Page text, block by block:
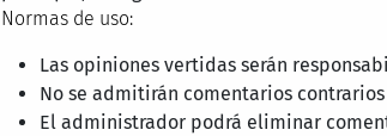
Normas de uso:
Las opiniones vertidas serán
No se admitirán comentarios
El administrador podrá eliminar